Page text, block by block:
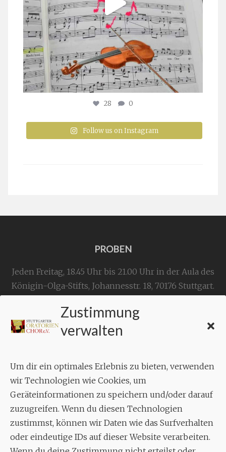
Zustimmung
verwalten
Um dir ein optimales Erlebnis zu bieten, verwenden
wir Technologien wie Cookies, um
Geräteinformationen zu speichern und/oder darauf
zuzugreifen. Wenn du diesen Technologien
zustimmst, können wir Daten wie das Surfverhalten
oder eindeutige IDs auf dieser Website verarbeiten.
28 0
Follow us on Instagram
PROBEN
Jeden Freitag, 18.45 Uhr bis 21.00 Uhr in der Aula des
Königin-Olga-Stifts, Johannesstr. 18, 70176 Stuttgart.
KONTAKT
Geschäftsstelle:
Aixheimer Str. 18
70619 Stuttgart
MUSIK
Musikalischer Leiter:
Enrico Trummer